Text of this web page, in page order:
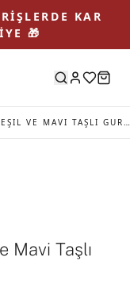
KAR
🎁
RAINBOW KOLEKSIYONU YEŞIL VE MAVI TAŞLI GURMET GÜMÜŞ KOLYE
Mavi Taşlı